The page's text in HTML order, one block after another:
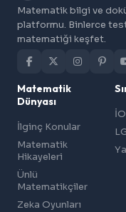
Matematik bilgi ve
platformu. Binlerce
matematiği keşfet.
Matematik
Dünyası
İlginç Konular
Matematik
Hikayeleri
Ünlü
Matematikçiler
Zeka Oyunları